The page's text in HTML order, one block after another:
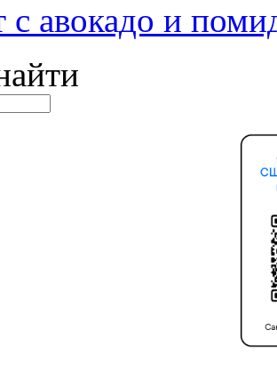
с авокадо и